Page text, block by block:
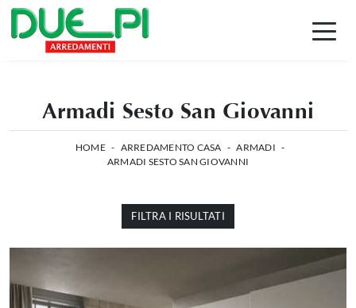
Armadi Sesto San Giovanni
HOME - ARREDAMENTO CASA - ARMADI -
ARMADI SESTO SAN GIOVANNI
FILTRA I RISULTATI